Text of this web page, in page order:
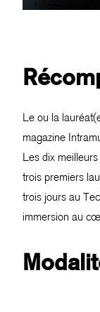
Le ou la
magazine
Les dix
trois premiers
trois jours au
immersion au